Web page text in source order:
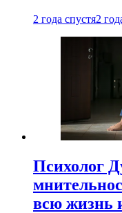
2 года спустя2
Психолог
всю жизнь